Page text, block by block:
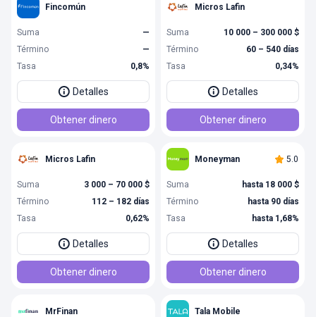
Fincomún
Suma
—
Término
—
Tasa
0,8%
Detalles
Obtener dinero
Micros Lafin
Suma
10 000 – 300 000 $
Término
60 – 540 días
Tasa
0,34%
Detalles
Obtener dinero
Micros Lafin
Suma
3 000 – 70 000 $
Término
112 – 182 días
Tasa
0,62%
Detalles
Obtener dinero
Moneyman 5.0
Suma
hasta 18 000 $
Término
hasta 90 días
Tasa
hasta 1,68%
Detalles
Obtener dinero
MrFinan Tala Mobile